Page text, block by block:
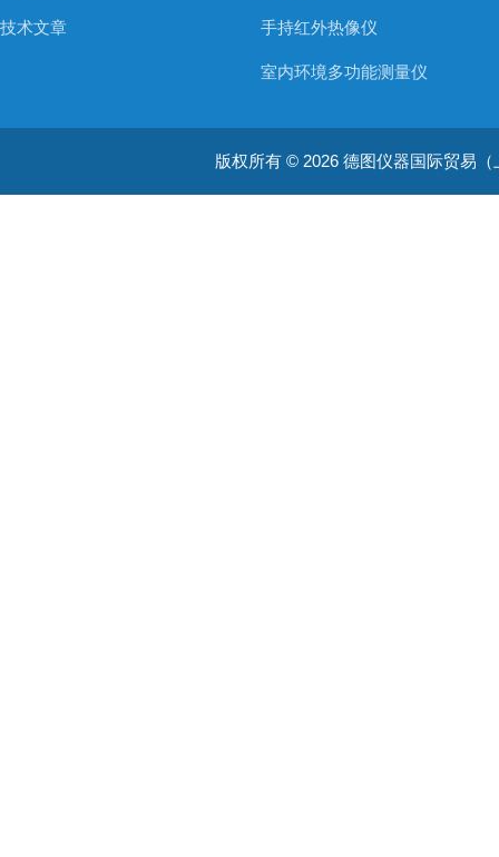
技术文章 手持红外热像仪
室内环境多功能测量仪
温湿度仪器
版权所有 © 2026 德图仪器国际贸易